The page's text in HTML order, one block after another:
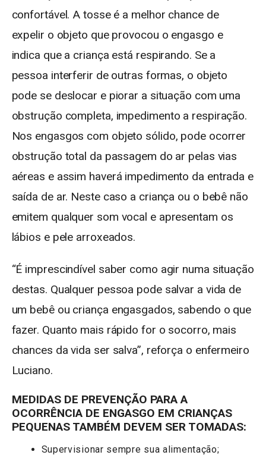
confortável. A tosse é a melhor chance de
expelir o objeto que provocou o engasgo e
indica que a criança está respirando. Se a
pessoa interferir de outras formas, o objeto
pode se deslocar e piorar a situação com uma
obstrução completa, impedimento a respiração.
Nos engasgos com objeto sólido, pode ocorrer
obstrução total da passagem do ar pelas vias
aéreas e assim haverá impedimento da entrada e
saída de ar. Neste caso a criança ou o bebê não
emitem qualquer som vocal e apresentam os
lábios e pele arroxeados.
“É imprescindível saber como agir numa situação
destas. Qualquer pessoa pode salvar a vida de
um bebê ou criança engasgados, sabendo o que
fazer. Quanto mais rápido for o socorro, mais
chances da vida ser salva”, reforça o enfermeiro
Luciano.
MEDIDAS DE PREVENÇÃO PARA A
OCORRÊNCIA DE ENGASGO EM CRIANÇAS
PEQUENAS TAMBÉM DEVEM SER TOMADAS:
Supervisionar sempre sua alimentação;